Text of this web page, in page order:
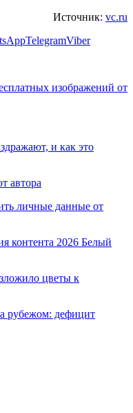
Источник: vc.ru
TelegramViber
изображений от
и как это
автора
личные данные от
контента 2026 Белый
цветы к
рубежом: дефицит